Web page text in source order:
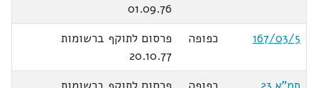
01.09.76
167/03/5
כפופה
פרסום לתוקף ברשומות
20.10.77